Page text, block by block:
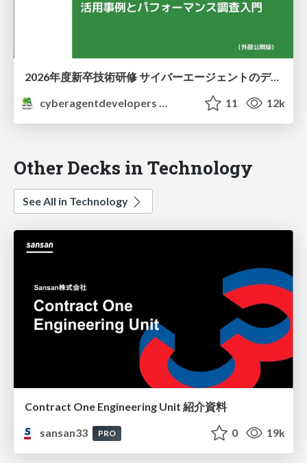
2026年度新卒技術研修 サイバーエージェントのデータベース 活用事例とパフォーマンス調査入門
cyberagentdevelopers
11 12k
Other Decks in Technology
See All in Technology
Contract One Engineering Unit 紹介資料
sansan33
PRO 0 19k